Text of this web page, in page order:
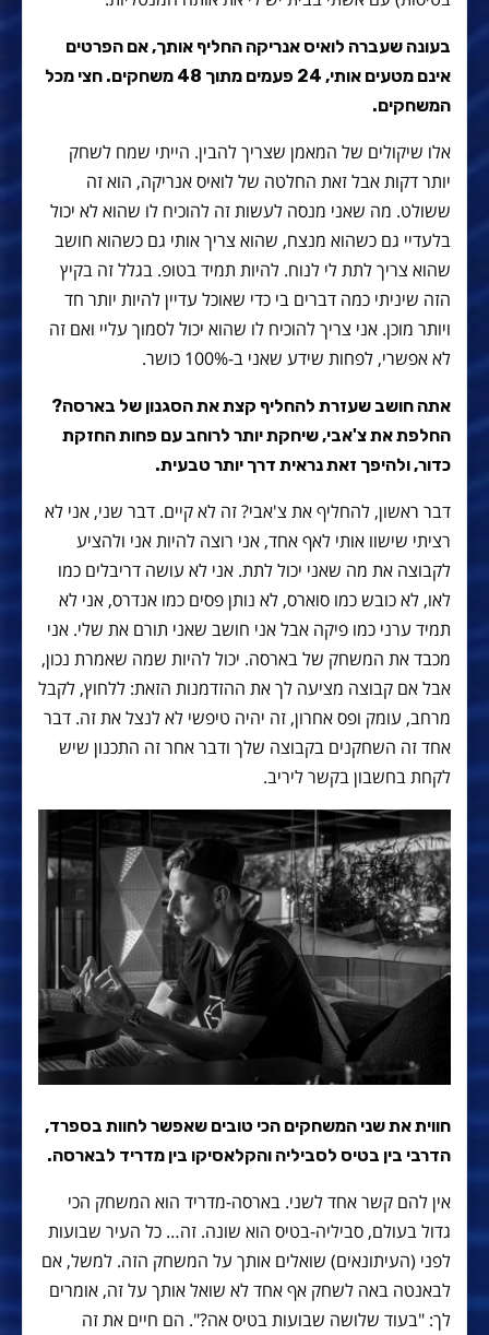
בעונה שעברה לואיס אנריקה החליף אותך, אם הפרטים
אינם מטעים אותי, 24 פעמים מתוך 48 משחקים. חצי מכל
המשחקים.
אלו שיקולים של המאמן שצריך להבין. הייתי שמח לשחק
יותר דקות אבל זאת החלטה של לואיס אנריקה, הוא זה
ששולט. מה שאני מנסה לעשות זה להוכיח לו שהוא לא יכול
בלעדיי גם כשהוא מנצח, שהוא צריך אותי גם כשהוא חושב
שהוא צריך לתת לי לנוח. להיות תמיד בטופ. בגלל זה בקיץ
הזה שיניתי כמה דברים בי כדי שאוכל עדיין להיות יותר חד
ויותר מוכן. אני צריך להוכיח לו שהוא יכול לסמוך עליי ואם זה
לא אפשרי, לפחות שידע שאני ב-100% כושר.
אתה חושב שעזרת להחליף קצת את הסגנון של בארסה?
החלפת את צ'אבי, שיחקת יותר לרוחב עם פחות החזקת
כדור, ולהיפך זאת נראית דרך יותר טבעית.
דבר ראשון, להחליף את צ'אבי? זה לא קיים. דבר שני, אני לא
רציתי שישוו אותי לאף אחד, אני רוצה להיות אני ולהציע
לקבוצה את מה שאני יכול לתת. אני לא עושה דריבלים כמו
לאו, לא כובש כמו סוארס, לא נותן פסים כמו אנדרס, אני לא
תמיד ערני כמו פיקה אבל אני חושב שאני תורם את שלי. אני
מכבד את המשחק של בארסה. יכול להיות שמה שאמרת נכון,
אבל אם קבוצה מציעה לך את ההזדמנות הזאת: ללחוץ, לקבל
מרחב, עומק ופס אחרון, זה יהיה טיפשי לא לנצל את זה. דבר
אחד זה השחקנים בקבוצה שלך ודבר אחר זה התכנון שיש
לקחת בחשבון בקשר ליריב.
חווית את שני המשחקים הכי טובים שאפשר לחוות בספרד,
הדרבי בין בטיס לסביליה והקלאסיקו בין מדריד לבארסה.
אין להם קשר אחד לשני. בארסה-מדריד הוא המשחק הכי
גדול בעולם, סביליה-בטיס הוא שונה. זה… כל העיר שבועות
לפני (העיתונאים) שואלים אותך על המשחק הזה. למשל, אם
לבאנטה באה לשחק אף אחד לא שואל אותך על זה, אומרים
לך: "בעוד שלושה שבועות בטיס אה?". הם חיים את זה